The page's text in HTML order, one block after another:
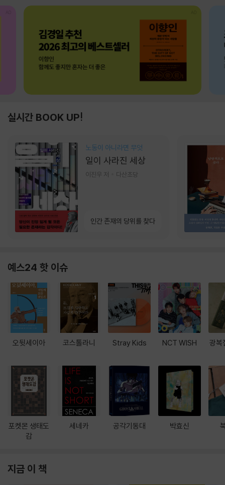
실시간 BOOK UP!
노동이 아니라면 무엇
일이 사라진 세상
이진우 저 다산초당
인간 존재의 당위를 찾다
예스24 핫 이슈
오뒷세이아
포켓몬 생태도
감
코스톨라니
세네카
Stray Kids
공각기동대
NCT WISH
박효신
광복
지금 이 책